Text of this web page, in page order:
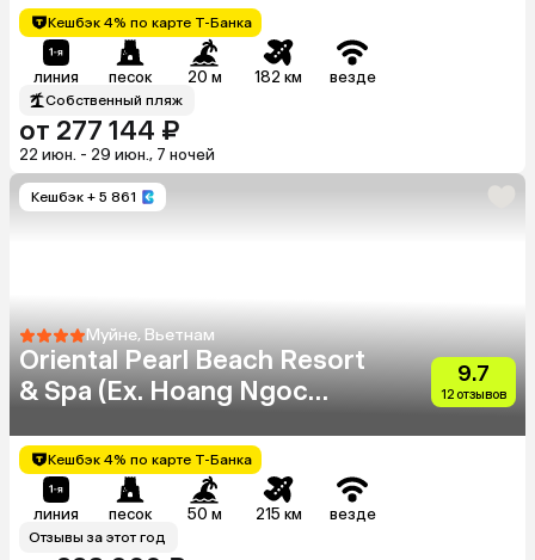
Кешбэк 4% по карте Т-Банка
линия песок 20 м 182 км везде
Собственный пляж
от 277 144 ₽
22 июн. - 29 июн., 7 ночей
Кешбэк + 5 861
Муйне, Вьетнам
Oriental Pearl Beach Resort
& Spa (Ex. Hoang Ngoc
9.7
12 отзывов
Кешбэк 4% по карте Т-Банка
линия песок 50 м 215 км везде
Отзывы за этот год